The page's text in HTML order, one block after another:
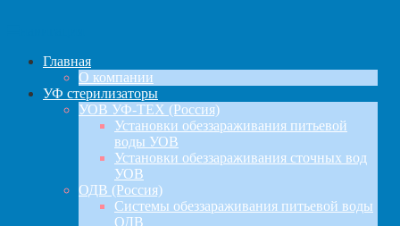
Главная
О компании
УФ стерилизаторы
УОВ УФ-ТЕХ (Россия)
Установки обеззараживания питьевой
воды УОВ
Установки обеззараживания сточных вод
УОВ
ОДВ (Россия)
Системы обеззараживания питьевой воды
ОДВ